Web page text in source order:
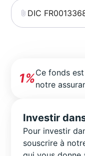
DIC
1%Ce fonds
notre
Investir
Pour investir
souscrire à